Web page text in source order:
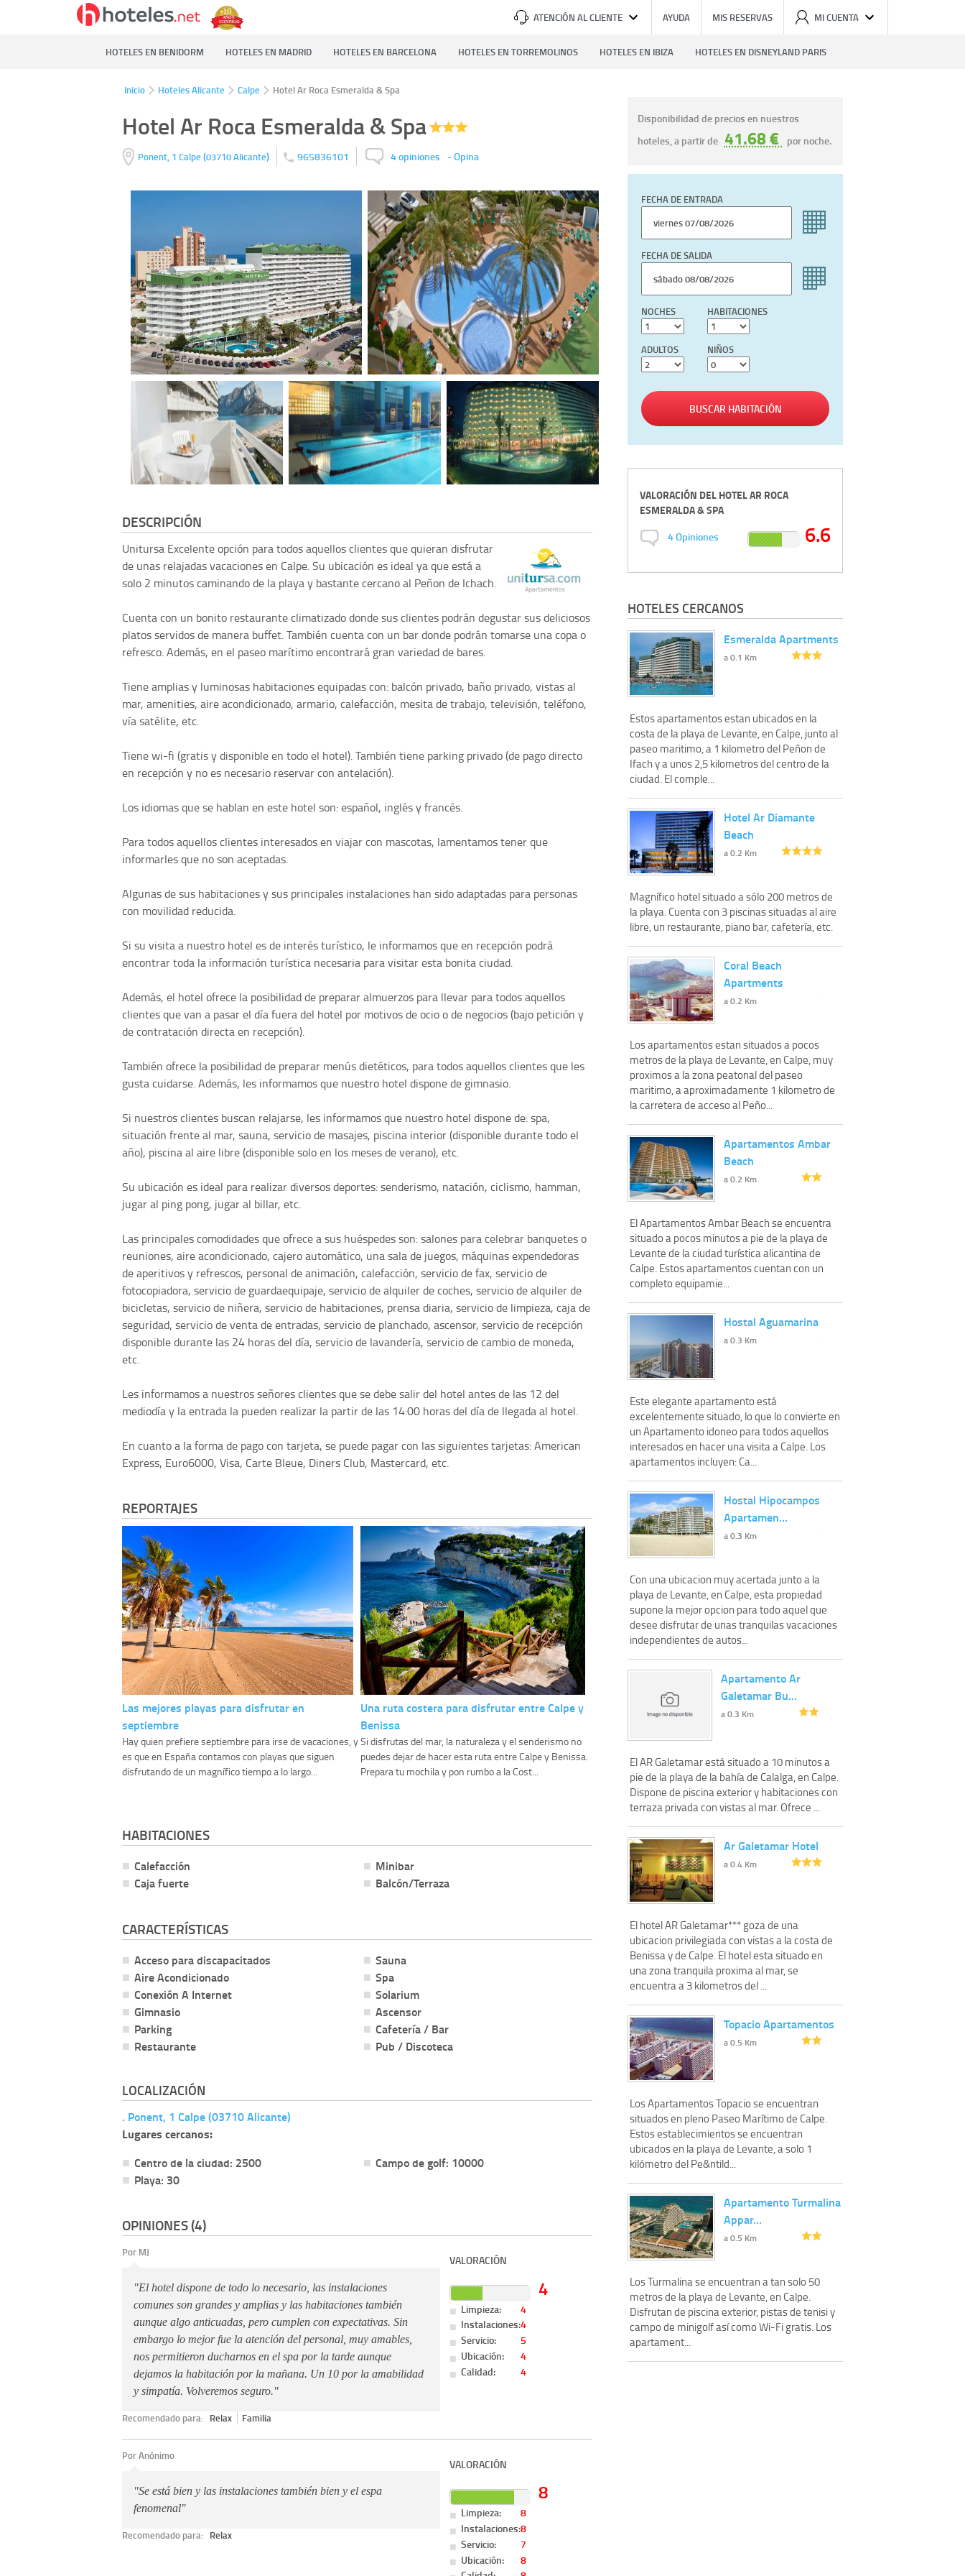
ATENCIÓN AL CLIENTE AYUDA MIS RESERVAS MI CUENTA
HOTELES EN BENIDORM HOTELES EN MADRID HOTELES EN BARCELONA HOTELES EN TORREMOLINOS HOTELES EN IBIZA HOTELES EN DISNEYLAND PARIS
Inicio Hoteles Alicante Calpe Hotel Ar Roca Esmeralda & Spa
Hotel Ar Roca Esmeralda & Spa
Ponent, 1 Calpe (03710Alicante) 965836101 4 opiniones -Opina
DESCRIPCIÓN
Unitursa Excelente opción para todos aquellos clientes que quieran disfrutar
de unas relajadas vacaciones en Calpe. Su ubicación es ideal ya que está a
solo 2 minutos caminando de la playa y bastante cercano al Peñon de Ichach.
Cuenta con un bonito restaurante climatizado donde sus clientes podrán degustar sus deliciosos
platos servidos de manera buffet. También cuenta con un bar donde podrán tomarse una copa o
refresco. Además, en el paseo marítimo encontrará gran variedad de bares.
Tiene amplias y luminosas habitaciones equipadas con: balcón privado, baño privado, vistas al
mar, amenities, aire acondicionado, armario, calefacción, mesita de trabajo, televisión, teléfono,
vía satélite, etc.
Tiene wi-fi (gratis y disponible en todo el hotel). También tiene parking privado (de pago directo
en recepción y no es necesario reservar con antelación).
Los idiomas que se hablan en este hotel son: español, inglés y francés.
Para todos aquellos clientes interesados en viajar con mascotas, lamentamos tener que
informarles que no son aceptadas.
Algunas de sus habitaciones y sus principales instalaciones han sido adaptadas para personas
con movilidad reducida.
Si su visita a nuestro hotel es de interés turístico, le informamos que en recepción podrá
encontrar toda la información turística necesaria para visitar esta bonita ciudad.
Además, el hotel ofrece la posibilidad de preparar almuerzos para llevar para todos aquellos
clientes que van a pasar el día fuera del hotel por motivos de ocio o de negocios (bajo petición y
de contratación directa en recepción).
También ofrece la posibilidad de preparar menús dietéticos, para todos aquellos clientes que les
gusta cuidarse. Además, les informamos que nuestro hotel dispone de gimnasio.
Si nuestros clientes buscan relajarse, les informamos que nuestro hotel dispone de: spa,
situación frente al mar, sauna, servicio de masajes, piscina interior (disponible durante todo el
año), piscina al aire libre (disponible solo en los meses de verano), etc.
Su ubicación es ideal para realizar diversos deportes: senderismo, natación, ciclismo, hamman,
jugar al ping pong, jugar al billar, etc.
Las principales comodidades que ofrece a sus huéspedes son: salones para celebrar banquetes o
reuniones, aire acondicionado, cajero automático, una sala de juegos, máquinas expendedoras
de aperitivos y refrescos, personal de animación, calefacción, servicio de fax, servicio de
fotocopiadora, servicio de guardaequipaje, servicio de alquiler de coches, servicio de alquiler de
bicicletas, servicio de niñera, servicio de habitaciones, prensa diaria, servicio de limpieza, caja de
seguridad, servicio de venta de entradas, servicio de planchado, ascensor, servicio de recepción
disponible durante las 24 horas del día, servicio de lavandería, servicio de cambio de moneda,
etc.
Les informamos a nuestros señores clientes que se debe salir del hotel antes de las 12 del
mediodía y la entrada la pueden realizar la partir de las 14:00 horas del día de llegada al hotel.
En cuanto a la forma de pago con tarjeta, se puede pagar con las siguientes tarjetas: American
Express, Euro6000, Visa, Carte Bleue, Diners Club, Mastercard, etc.
REPORTAJES
Las mejores playas para disfrutar en
septiembre
Hay quien prefiere septiembre para irse de vacaciones, y
es que en España contamos con playas que siguen
disfrutando de un magnífico tiempo a lo largo...
Una ruta costera para disfrutar entre Calpe y
Benissa
Si disfrutas del mar, la naturaleza y el senderismo no
puedes dejar de hacer esta ruta entre Calpe y Benissa.
Prepara tu mochila y pon rumbo a la Cost...
HABITACIONES
Calefacción
Caja fuerte
Minibar
Balcón/Terraza
CARACTERÍSTICAS
Acceso para discapacitados
Aire Acondicionado
Conexión A Internet
Gimnasio
Parking
Restaurante
Sauna
Spa
Solarium
Ascensor
Cafetería / Bar
Pub / Discoteca
LOCALIZACIÓN
. Ponent, 1 Calpe (03710 Alicante)
Lugares cercanos:
Centro de la ciudad: 2500
Playa: 30
Campo de golf: 10000
OPINIONES (4)
Por MJ
"El hotel dispone de todo lo necesario, las instalaciones
comunes son grandes y amplias y las habitaciones también
aunque algo anticuadas, pero cumplen con expectativas. Sin
embargo lo mejor fue la atención del personal, muy amables,
nos permitieron ducharnos en el spa por la tarde aunque
dejamos la habitación por la mañana. Un 10 por la amabilidad
y simpatía. Volveremos seguro."
Recomendado para: Relax Familia
VALORACIÓN
4
Limpieza:
4
Instalaciones:4
Servicio:
5
Ubicación:
4
Calidad:
4
Por Anónimo
"Se está bien y las instalaciones también bien y el espa
fenomenal"
Recomendado para: Relax
VALORACIÓN
8
Limpieza:
8
Instalaciones:8
Servicio:
7
Ubicación:
8
Disponibilidad de precios en nuestros
hoteles, a partir de 41.68 € por noche.
FECHA DE ENTRADA
FECHA DE SALIDA
NOCHES HABITACIONES
ADULTOS NIÑOS
BUSCAR HABITACIÓN
VALORACIÓN DELHOTEL AR ROCA
ESMERALDA & SPA
4Opiniones 6.6
HOTELES CERCANOS
Esmeralda Apartments
a 0.1 Km
Estos apartamentos estan ubicados en la
costa de la playa de Levante, en Calpe, junto al
paseo maritimo, a 1 kilometro del Peñon de
Ifach y a unos 2,5 kilometros del centro de la
ciudad. El comple...
Hotel Ar Diamante
Beach
a 0.2 Km
Magnífico hotel situado a sólo 200 metros de
la playa. Cuenta con 3 piscinas situadas al aire
libre, un restaurante, piano bar, cafetería, etc.
Coral Beach
Apartments
a 0.2 Km
Los apartamentos estan situados a pocos
metros de la playa de Levante, en Calpe, muy
proximos a la zona peatonal del paseo
maritimo, a aproximadamente 1 kilometro de
la carretera de acceso al Peño...
Apartamentos Ambar
Beach
a 0.2 Km
El Apartamentos Ambar Beach se encuentra
situado a pocos minutos a pie de la playa de
Levante de la ciudad turística alicantina de
Calpe. Estos apartamentos cuentan con un
completo equipamie...
Hostal Aguamarina
a 0.3 Km
Este elegante apartamento está
excelentemente situado, lo que lo convierte en
un Apartamento idoneo para todos aquellos
interesados en hacer una visita a Calpe. Los
apartamentos incluyen: Ca...
Hostal Hipocampos
Apartamen…
a 0.3 Km
Con una ubicacion muy acertada junto a la
playa de Levante, en Calpe, esta propiedad
supone la mejor opcion para todo aquel que
desee disfrutar de unas tranquilas vacaciones
independientes de autos...
Apartamento Ar
Galetamar Bu…
a 0.3 Km
El AR Galetamar está situado a 10 minutos a
pie de la playa de la bahía de Calalga, en Calpe.
Dispone de piscina exterior y habitaciones con
terraza privada con vistas al mar. Ofrece ...
Ar Galetamar Hotel
a 0.4 Km
El hotel AR Galetamar*** goza de una
ubicacion privilegiada con vistas a la costa de
Benissa y de Calpe. El hotel esta situado en
una zona tranquila proxima al mar, se
encuentra a 3 kilometros del ...
Topacio Apartamentos
a 0.5 Km
Los Apartamentos Topacio se encuentran
situados en pleno Paseo Marítimo de Calpe.
Estos establecimientos se encuentran
ubicados en la playa de Levante, a solo 1
kilómetro del Pe&ntild...
Apartamento Turmalina
Appar…
a 0.5 Km
Los Turmalina se encuentran a tan solo 50
metros de la playa de Levante, en Calpe.
Disfrutan de piscina exterior, pistas de tenisi y
campo de minigolf así como Wi-Fi gratis. Los
apartament...